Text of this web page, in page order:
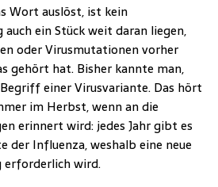
Wort auslöst, ist kein
auch ein Stück weit daran liegen,
oder Virusmutationen vorher
gehört hat. Bisher kannte man,
einer Virusvariante. Das hört
im Herbst, wenn an die
erinnert wird: jedes Jahr gibt es
der Influenza, weshalb eine neue
wird.